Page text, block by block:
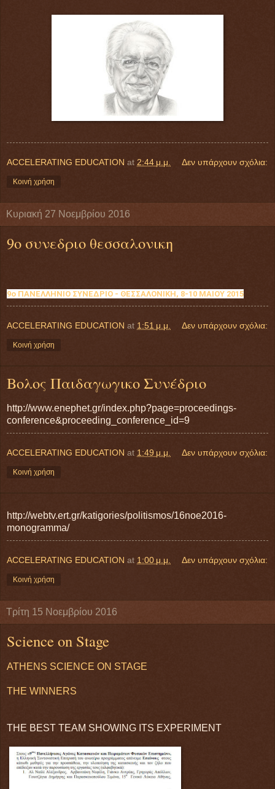
ACCELERATING EDUCATION at 2:44 μ.μ. Δεν υπάρχουν σχόλια:
Κοινή χρήση
Κυριακή 27 Νοεμβρίου 2016
9ο συνεδριο θεσσαλονικη
9ο ΠΑΝΕΛΛΗΝΙΟ ΣΥΝΕΔΡΙΟ - ΘΕΣΣΑΛΟΝΙΚΗ, 8-10 ΜΑΙΟΥ 2015
ACCELERATING EDUCATION at 1:51 μ.μ. Δεν υπάρχουν σχόλια:
Κοινή χρήση
Βολος Παιδαγωγικο Συνέδριο
http://www.enephet.gr/index.php?page=proceedings-
conference&proceeding_conference_id=9
ACCELERATING EDUCATION at 1:49 μ.μ. Δεν υπάρχουν σχόλια:
Κοινή χρήση
http://webtv.ert.gr/katigories/politismos/16noe2016-
monogramma/
ACCELERATING EDUCATION at 1:00 μ.μ. Δεν υπάρχουν σχόλια:
Κοινή χρήση
Τρίτη 15 Νοεμβρίου 2016
Science on Stage
ATHENS SCIENCE ON STAGE
THE WINNERS
THE BEST TEAM SHOWING ITS EXPERIMENT